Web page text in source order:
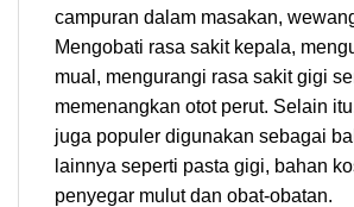
campuran dalam masakan,
Mengobati rasa sakit kepala,
mual, mengurangi rasa sakit gigi
memenangkan otot perut. Selain
juga populer digunakan sebagai
lainnya seperti pasta gigi, bahan
penyegar mulut dan obat-obatan.